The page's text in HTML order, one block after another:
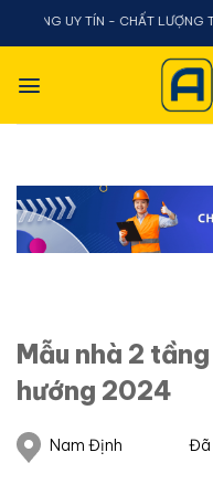
Chuyển
dung
- CHẤT LƯỢNG TOÀN QUỐC
Mẫu nhà 2
hướng 2024
Nam Định Đã